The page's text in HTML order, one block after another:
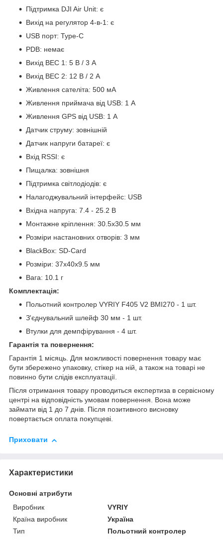
Підтримка DJI Air Unit: є
Вихід на регулятор 4-в-1: є
USB порт: Type-C
PDB: немає
Вихід BEC 1: 5 В / 3 А
Вихід BEC 2: 12 В / 2 А
Живлення сателіта: 500 мА
Живлення приймача від USB: 1 А
Живлення GPS від USB: 1 А
Датчик струму: зовнішній
Датчик напруги батареї: є
Вхід RSSI: є
Пищалка: зовнішня
Підтримка світлодіодів: є
Налагоджувальний інтерфейс: USB
Вхідна напруга: 7.4 - 25.2 В
Монтажне кріплення: 30.5х30.5 мм
Розміри настановних отворів: 3 мм
BlackBox: SD-Card
Розміри: 37х40х9.5 мм
Вага: 10.1 г
Комплектація:
Польотний контролер VYRIY F405 V2 BMI270 - 1 шт.
З'єднувальний шлейф 30 мм - 1 шт.
Втулки для демпфірування - 4 шт.
Гарантія та повернення:
Гарантія 1 місяць. Для можливості повернення товару має
бути збережено упаковку, стікер на ній, а також на товарі не
повинно бути слідів експлуатації.
Після отримання товару проводиться експертиза в сервісному
центрі на відповідність умовам повернення. Вона може
займати від 1 до 7 днів. Після позитивного висновку
повертається оплата покупцеві.
Приховати
Характеристики
Основні атрибути
Виробник
VYRIY
Країна виробник
Україна
Тип
Польотний контролер